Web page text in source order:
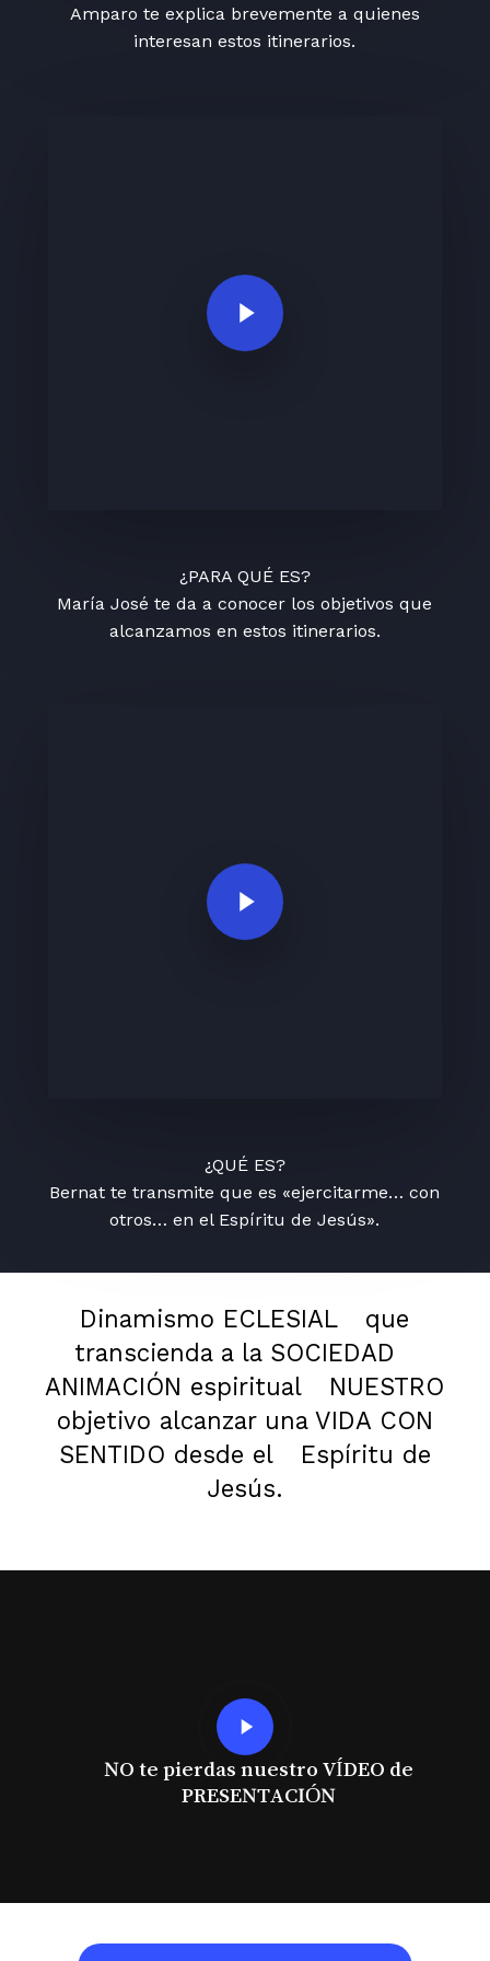
Amparo te explica brevemente a quienes
interesan estos itinerarios.
Play Video
¿PARA QUÉ ES?
María José te da a conocer los objetivos que
alcanzamos en estos itinerarios.
Play Video
¿QUÉ ES?
Bernat te transmite que es «ejercitarme… con
otros… en el Espíritu de Jesús».
Dinamismo ECLESIAL
que
transcienda a la SOCIEDAD
ANIMACIÓN espiritual
NUESTRO
objetivo alcanzar una VIDA CON
SENTIDO desde el
Espíritu de
Jesús.
Play
Video
NO te pierdas nuestro VÍDEO de
PRESENTACIÓN